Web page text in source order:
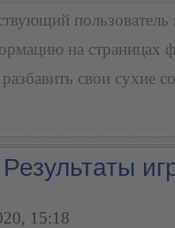
пользователь
на страницах
свои сухие
15:18